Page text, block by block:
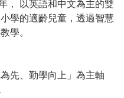
， 以英語和中文為主的雙
學的適齡兒童，透過智慧
學。
先、勤學向上」為主軸